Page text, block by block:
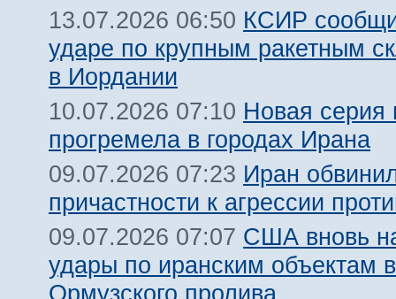
13.07.2026 06:50 КСИР
ударе по крупным ракетным
в Иордании
10.07.2026 07:10 Новая серия
прогремела в городах Ирана
09.07.2026 07:23 Иран
причастности к агрессии
09.07.2026 07:07 США вновь
удары по иранским объектам
Ормузского пролива